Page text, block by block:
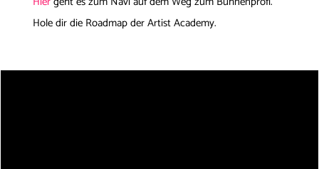
Hole dir die Roadmap der Artist Academy.